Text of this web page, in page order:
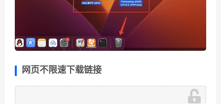
网页不限速下载链接